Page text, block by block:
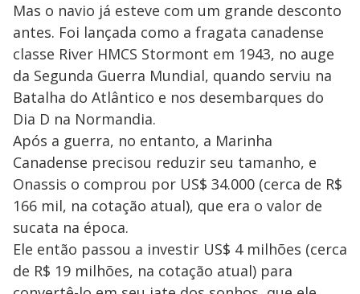
Mas o navio já esteve com um grande desconto
antes. Foi lançada como a fragata canadense
classe River HMCS Stormont em 1943, no auge
da Segunda Guerra Mundial, quando serviu na
Batalha do Atlântico e nos desembarques do
Dia D na Normandia.
Após a guerra, no entanto, a Marinha
Canadense precisou reduzir seu tamanho, e
Onassis o comprou por US$ 34.000 (cerca de R$
166 mil, na cotação atual), que era o valor de
sucata na época.
Ele então passou a investir US$ 4 milhões (cerca
de R$ 19 milhões, na cotação atual) para